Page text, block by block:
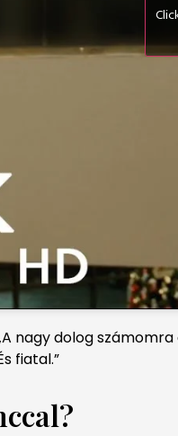
nagy dolog
fiatal.”